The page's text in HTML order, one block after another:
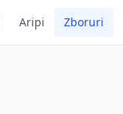
Aripi Zboruri